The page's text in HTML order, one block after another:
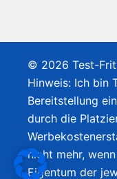
© 2026 Test-
Hinweis: Ich bin
Bereitstellung
durch die
nicht mehr,
Eigentum der